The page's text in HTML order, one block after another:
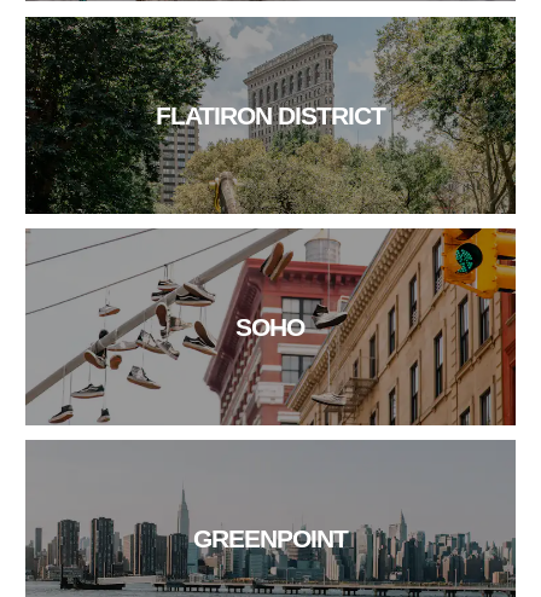
FLATIRON DISTRICT
SOHO
GREENPOINT